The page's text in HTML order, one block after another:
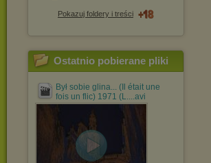
Pokazuj foldery i treści
Ostatnio pobierane pliki
Był sobie glina... (Il était une
fois un flic) 1971 (L....avi